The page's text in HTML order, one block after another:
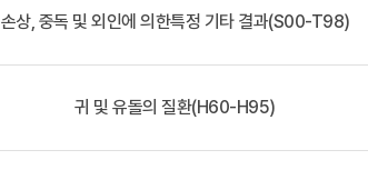
손상, 중독 및 외인에 의한특정 기타 결과(S00-T98)
귀 및 유돌의 질환(H60-H95)